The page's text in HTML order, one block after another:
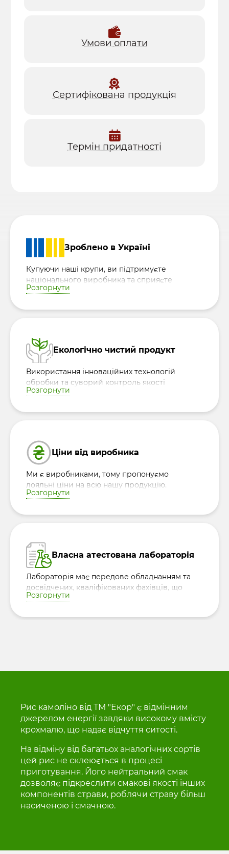
Умови оплати
Сертифікована продукція
Термін придатності
Зроблено в Україні
Купуючи наші крупи, ви підтримуєте
національного виробника та сприяєте
розвитку української економіки, роблячи
Розгорнути
Екологічно чистий продукт
Використання інноваційних технологій
обробки та суворий контроль якості
дозволяють зберегти природні корисні
безпеку та натуральність продукції.
Розгорнути
Ціни від виробника
Ми є виробниками, тому пропонуємо
лояльні ціни на всю нашу продукцію.
Розгорнути
Власна атестована лабораторія
Лабораторія має передове обладнанням та
досвідчених, кваліфікованих фахівців, що
гарантує контроль якості сировини та
Розгорнути
Рис камоліно від ТМ "Екор" є відмінним
джерелом енергії завдяки високому вмісту
крохмалю, що надає відчуття ситості.
На відміну від багатьох аналогічних сортів
цей рис не склеюється в процесі
приготування. Його нейтральний смак
дозволяє підкреслити смакові якості інших
компонентів страви, роблячи страву більш
насиченою і смачною.